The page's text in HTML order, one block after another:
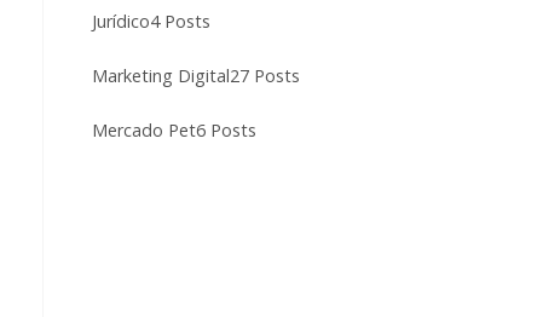
Jurídico4 Posts
Marketing Digital27 Posts
Mercado Pet6 Posts